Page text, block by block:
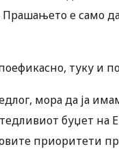
е само
туку и
мора да ја
буџет на
приоритети